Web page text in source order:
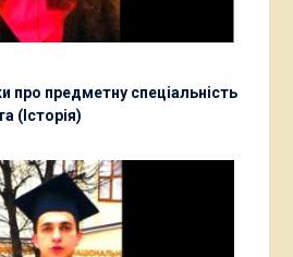
про предметну спеціальність
(Історія)